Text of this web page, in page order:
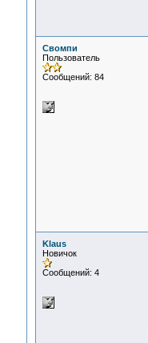
Свомпи
Пользователь
Сообщений: 84
Klaus
Новичок
Сообщений: 4